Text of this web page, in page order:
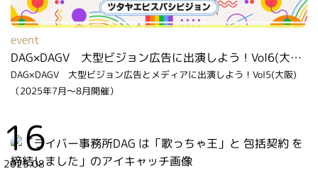
event
DAG×DAGV 大型ビジョン広告に出演しよう！Vol6(大阪)（2026年6月～7月開催）
DAG×DAGV 大型ビジョン広告とメディアに出演しよう！Vol5(大阪)
（2025年7月～8月開催）
16
2025.08